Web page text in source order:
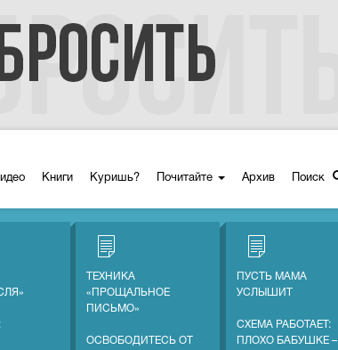
Книги Куришь? Почитайте Архив Поиск
ТЕХНИКА
«ПРОЩАЛЬНОЕ
ПИСЬМО»
ОСВОБОДИТЕСЬ ОТ
ПУСТЬ МАМА
УСЛЫШИТ
СХЕМА РАБОТАЕТ:
ПЛОХО БАБУШКЕ –